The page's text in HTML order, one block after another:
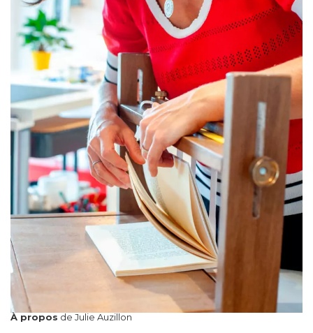
À propos de Julie Auzillon